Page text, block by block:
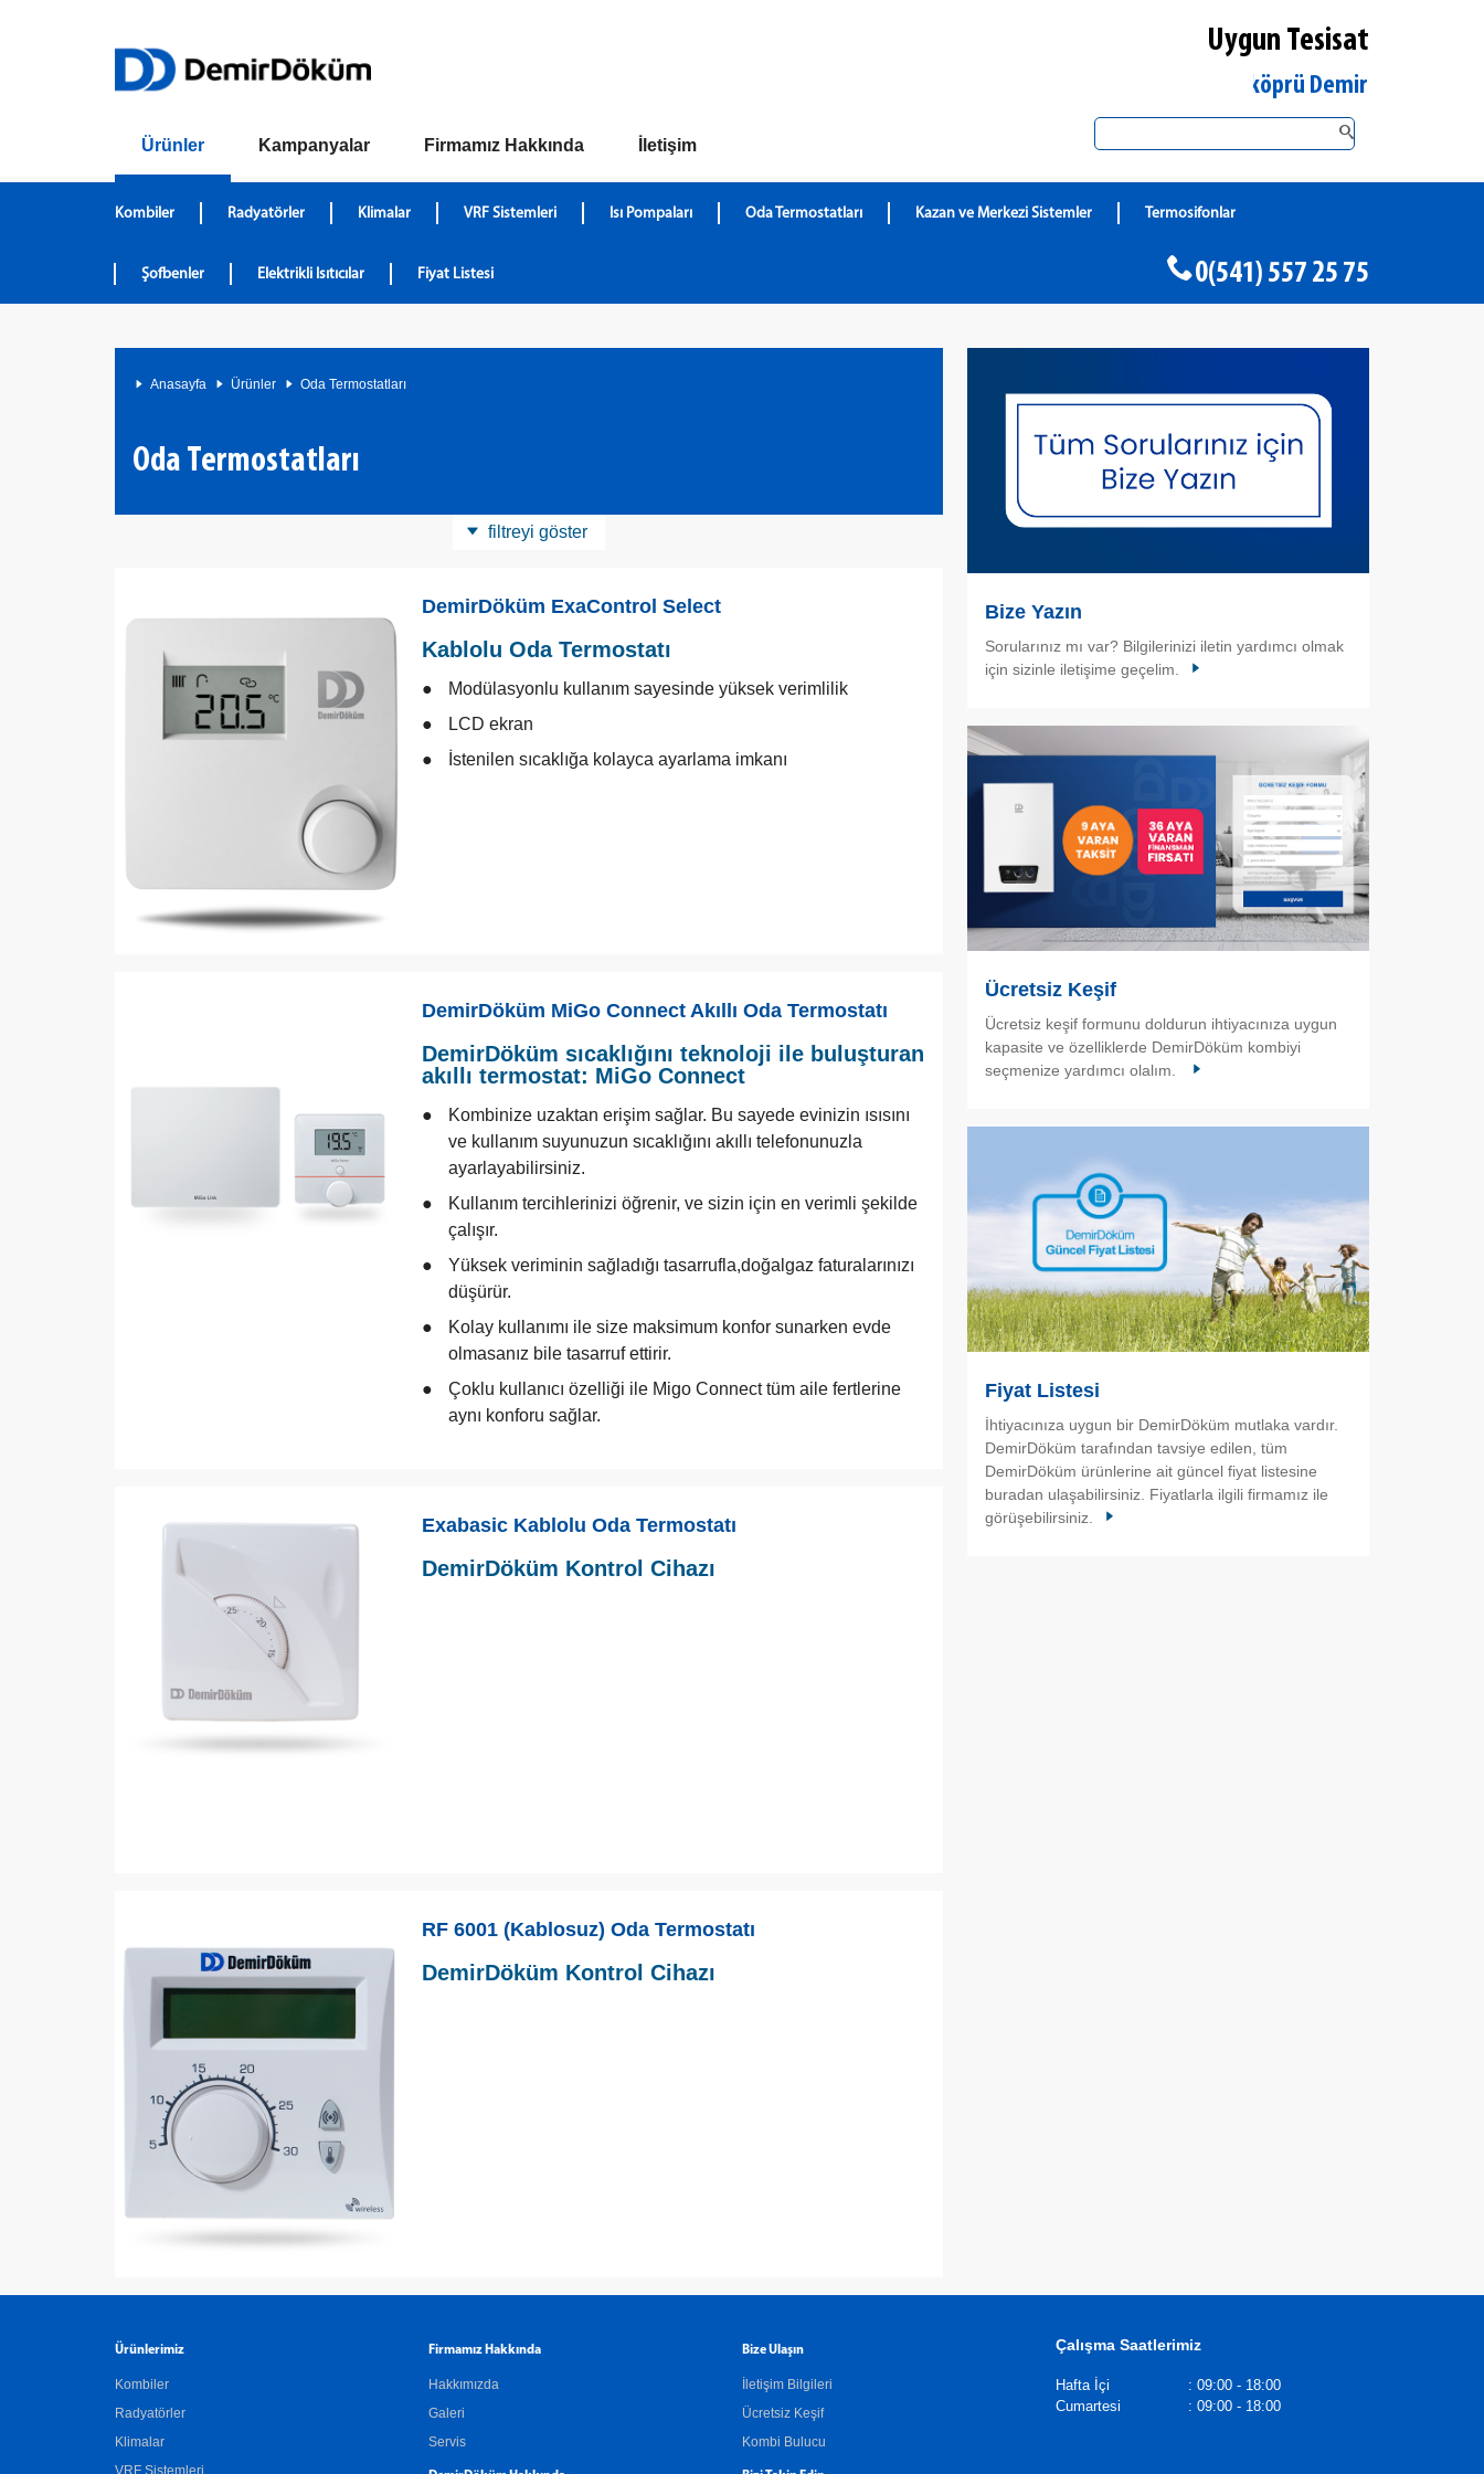
Uygun Tesisat
Edirne Uzunköprü DemirDöküm Yetkili
Ürünler
Kombiler Radyatörler Klimalar VRF Sistemleri Isı Pompaları Oda Termostatları Kazan ve Merkezi Sistemler Termosifonlar
Şofbenler Elektrikli Isıtıcılar Fiyat Listesi 0(541) 557 25 75
Kampanyalar Firmamız Hakkında İletişim
Anasayfa Ürünler Oda Termostatları
Oda Termostatları
filtreyi göster
DemirDöküm ExaControl Select
Kablolu Oda Termostatı
Modülasyonlu kullanım sayesinde yüksek verimlilik
LCD ekran
İstenilen sıcaklığa kolayca ayarlama imkanı
DemirDöküm MiGo Connect Akıllı Oda Termostatı
DemirDöküm sıcaklığını teknoloji ile buluşturan
akıllı termostat: MiGo Connect
Kombinize uzaktan erişim sağlar. Bu sayede evinizin ısısını
ve kullanım suyunuzun sıcaklığını akıllı telefonunuzla
ayarlayabilirsiniz.
Kullanım tercihlerinizi öğrenir, ve sizin için en verimli şekilde
çalışır.
Yüksek veriminin sağladığı tasarrufla,doğalgaz faturalarınızı
düşürür.
Kolay kullanımı ile size maksimum konfor sunarken evde
olmasanız bile tasarruf ettirir.
Çoklu kullanıcı özelliği ile Migo Connect tüm aile fertlerine
aynı konforu sağlar.
Exabasic Kablolu Oda Termostatı
DemirDöküm Kontrol Cihazı
RF 6001 (Kablosuz) Oda Termostatı
DemirDöküm Kontrol Cihazı
Bize Yazın
Sorularınız mı var? Bilgilerinizi iletin yardımcı olmak
için sizinle iletişime geçelim.
Ücretsiz Keşif
Ücretsiz keşif formunu doldurun ihtiyacınıza uygun
kapasite ve özelliklerde DemirDöküm kombiyi
seçmenize yardımcı olalım.
Fiyat Listesi
İhtiyacınıza uygun bir DemirDöküm mutlaka vardır.
DemirDöküm tarafından tavsiye edilen, tüm
DemirDöküm ürünlerine ait güncel fiyat listesine
buradan ulaşabilirsiniz. Fiyatlarla ilgili firmamız ile
görüşebilirsiniz.
Ürünlerimiz
Kombiler
Radyatörler
Klimalar
VRF Sistemleri
Firmamız Hakkında
Hakkımızda
Galeri
Servis
Bize Ulaşın
İletişim Bilgileri
Ücretsiz Keşif
Kombi Bulucu
Çalışma Saatlerimiz
Hafta İçi : 09:00 - 18:00
Cumartesi
: 09:00 - 18:00